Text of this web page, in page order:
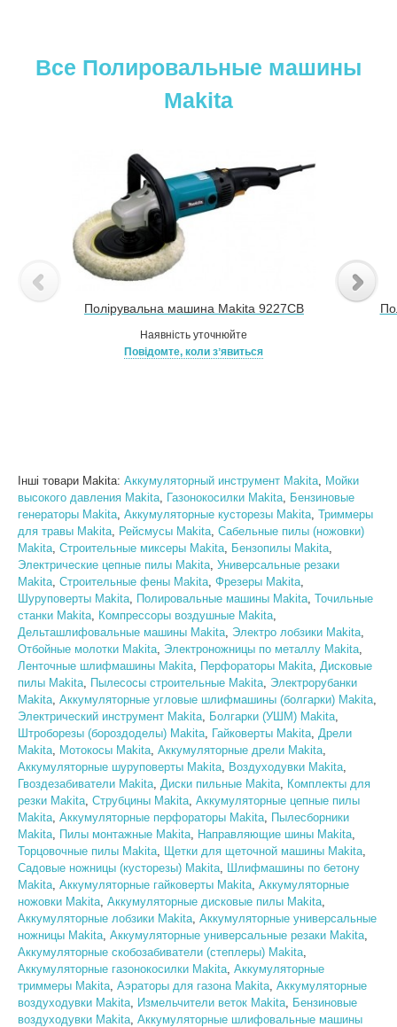
Все Полировальные машины
Makita
Полірувальна машина Makita 9227СВ
Наявність уточнюйте
Повідомте, коли зʼявиться
Інші товари Makita: Аккумуляторный инструмент Makita, Мойки
высокого давления Makita, Газонокосилки Makita, Бензиновые
генераторы Makita, Аккумуляторные кусторезы Makita, Триммеры
для травы Makita, Рейсмусы Makita, Сабельные пилы (ножовки)
Makita, Строительные миксеры Makita, Бензопилы Makita,
Электрические цепные пилы Makita, Универсальные резаки
Makita, Строительные фены Makita, Фрезеры Makita,
Шуруповерты Makita, Полировальные машины Makita, Точильные
станки Makita, Компрессоры воздушные Makita,
Дельташлифовальные машины Makita, Электро лобзики Makita,
Отбойные молотки Makita, Электроножницы по металлу Makita,
Ленточные шлифмашины Makita, Перфораторы Makita, Дисковые
пилы Makita, Пылесосы строительные Makita, Электрорубанки
Makita, Аккумуляторные угловые шлифмашины (болгарки) Makita,
Электрический инструмент Makita, Болгарки (УШМ) Makita,
Штроборезы (бороздоделы) Makita, Гайковерты Makita, Дрели
Makita, Мотокосы Makita, Аккумуляторные дрели Makita,
Аккумуляторные шуруповерты Makita, Воздуходувки Makita,
Гвоздезабиватели Makita, Диски пильные Makita, Комплекты для
резки Makita, Струбцины Makita, Аккумуляторные цепные пилы
Makita, Аккумуляторные перфораторы Makita, Пылесборники
Makita, Пилы монтажные Makita, Направляющие шины Makita,
Торцовочные пилы Makita, Щетки для щеточной машины Makita,
Садовые ножницы (кусторезы) Makita, Шлифмашины по бетону
Makita, Аккумуляторные гайковерты Makita, Аккумуляторные
ножовки Makita, Аккумуляторные дисковые пилы Makita,
Аккумуляторные лобзики Makita, Аккумуляторные универсальные
ножницы Makita, Аккумуляторные универсальные резаки Makita,
Аккумуляторные скобозабиватели (степлеры) Makita,
Аккумуляторные газонокосилки Makita, Аккумуляторные
триммеры Makita, Аэраторы для газона Makita, Аккумуляторные
воздуходувки Makita, Измельчители веток Makita, Бензиновые
воздуходувки Makita, Аккумуляторные шлифовальные машины